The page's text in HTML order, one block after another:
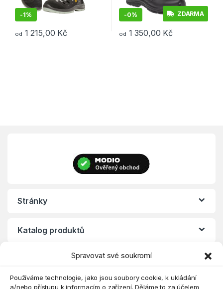
Spravovat své soukromí
Používáme technologie, jako jsou soubory cookie, k ukládání
a/nebo přístupu k informacím o zařízení. Děláme to za účelem
-1%
od 1 215,00 Kč
-0% ZDARMA
od 1 350,00 Kč
Stránky
Katalog produktů